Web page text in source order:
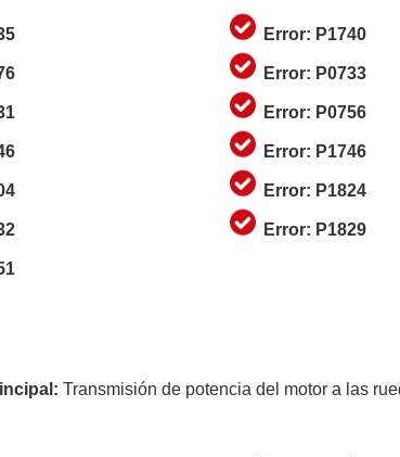
Error: P1740
Error: P0733
Error: P0756
Error: P1746
Error: P1824
Error: P1829
Transmisión de potencia del motor a las